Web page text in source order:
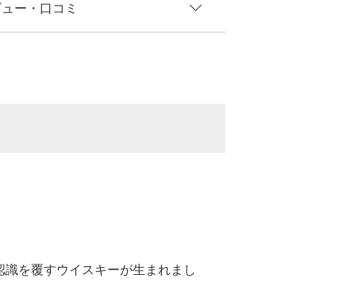
ー ・口コミ
を覆すウイスキーが生まれまし